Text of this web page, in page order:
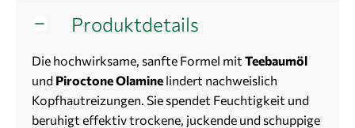
Produktdetails
Die hochwirksame, sanfte Formel mit Teebaumöl
und Piroctone Olamine lindert nachweislich
Kopfhautreizungen. Sie spendet Feuchtigkeit und
beruhigt effektiv trockene, juckende und schuppige